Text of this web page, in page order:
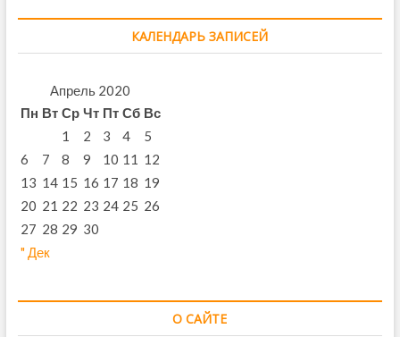
КАЛЕНДАРЬ ЗАПИСЕЙ
Апрель 2020
Пн Вт Ср Чт Пт Сб Вс
" Дек
1 2 3 4
5
6
7 8 9 10 11 12
13 14 15 16 17 18 19
20 21 22 23 24 25 26
27 28 29 30
О САЙТЕ